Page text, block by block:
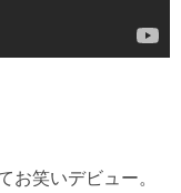
お笑いデビュー。